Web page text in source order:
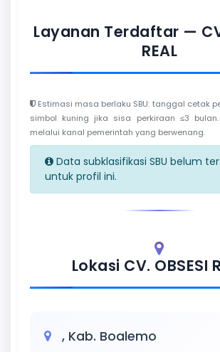
Layanan Terdaftar —
REAL
Estimasi masa berlaku SBU: tanggal cetak
simbol kuning jika sisa perkiraan ≤3
melalui kanal pemerintah yang berwenang.
Data subklasifikasi SBU belum
untuk profil ini.
Lokasi CV. OBSESI
, Kab. Boalemo